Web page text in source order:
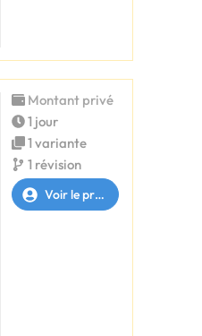
Montant privé
1 jour
1 variante
1 révision
Voir le profil